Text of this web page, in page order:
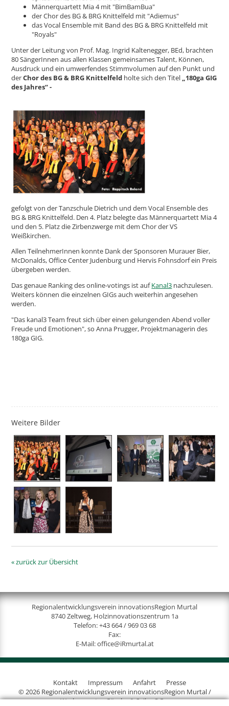
Männerquartett Mia 4 mit "BimBamBua"
der Chor des BG & BRG Knittelfeld mit "Adiemus"
das Vocal Ensemble mit Band des BG & BRG Knittelfeld mit
"Royals"
Unter der Leitung von Prof. Mag. Ingrid Kaltenegger, BEd, brachten
80 SängerInnen aus allen Klassen gemeinsames Talent, Können,
Ausdruck und ein umwerfendes Stimmvolumen auf den Punkt und
derChor des BG & BRG Knittelfeld holte sich den Titel „180ga GIG
des Jahres“ -
gefolgt von der Tanzschule Dietrich und dem Vocal Ensemble des
BG & BRG Knittelfeld. Den 4. Platz belegte das Männerquartett Mia 4
und den 5. Platz die Zirbenzwerge mit dem Chor der VS
Weißkirchen.
Allen TeilnehmerInnen konnte Dank der Sponsoren Murauer Bier,
McDonalds, Office Center Judenburg und Hervis Fohnsdorf ein Preis
übergeben werden.
Das genaue Ranking des online-votings ist auf Kanal3 nachzulesen.
Weiters können die einzelnen GIGs auch weiterhin angesehen
werden.
"Das kanal3 Team freut sich über einen gelungenden Abend voller
Freude und Emotionen", so Anna Prugger, Projektmanagerin des
180ga GIG.
Weitere Bilder
« zurück zur Übersicht
Regionalentwicklungsverein innovationsRegion Murtal
8740 Zeltweg, Holzinnovationszentrum 1a
Telefon:+43 664 / 969 03 68
Fax:
E-Mail:office@iRmurtal.at
Kontakt Impressum Anfahrt
Presse
© 2026 Regionalentwicklungsverein innovationsRegion Murtal /
Werbeagentur Gössler & Sailer OG